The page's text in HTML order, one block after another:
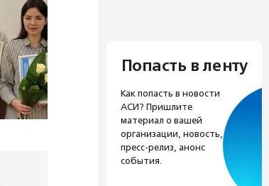
Попасть в ленту
Как попасть в новости
АСИ? Пришлите
материал о вашей
организации, новость,
пресс-релиз, анонс
события.